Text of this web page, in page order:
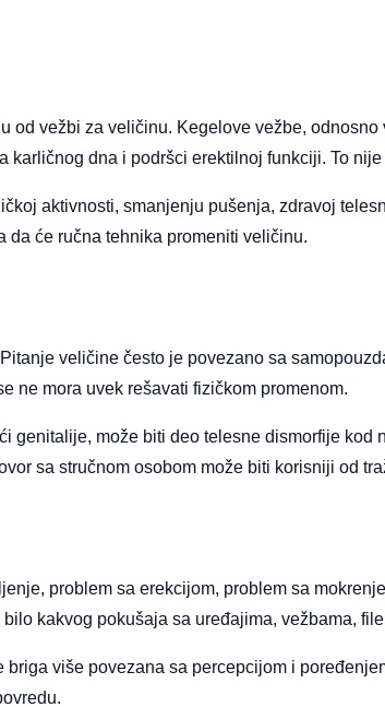
od vežbi za veličinu. Kegelove vežbe,
dna i podršci erektilnoj funkciji. To
aktivnosti, smanjenju pušenja, zdravoj
da će ručna tehnika promeniti veličinu.
veličine često je povezano sa
ne mora uvek rešavati fizičkom promenom.
može biti deo telesne dismorfije kod
sa stručnom osobom može biti korisniji od
problem sa erekcijom, problem sa
kakvog pokušaja sa uređajima, vežbama,
više povezana sa percepcijom i